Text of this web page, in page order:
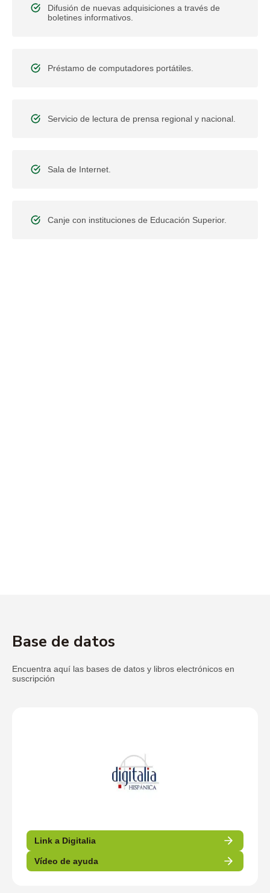
Difusión de nuevas adquisiciones a través de
boletines informativos.
Préstamo de computadores portátiles.
Servicio de lectura de prensa regional y nacional.
Sala de Internet.
Canje con instituciones de Educación Superior.
Base de datos
Encuentra aquí las bases de datos y libros electrónicos en
suscripción
Link a Digitalia
Vídeo de ayuda